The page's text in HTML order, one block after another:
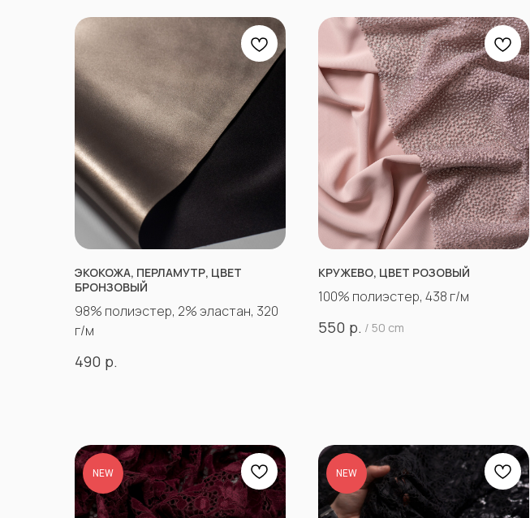
ЭКОКОЖА, ПЕРЛАМУТР, ЦВЕТ
БРОНЗОВЫЙ
98% полиэстер, 2% эластан, 320
г/м
490 р.
КРУЖЕВО, ЦВЕТ РОЗОВЫЙ
100% полиэстер, 438 г/м
550 р. / 50 cm
NEW NEW